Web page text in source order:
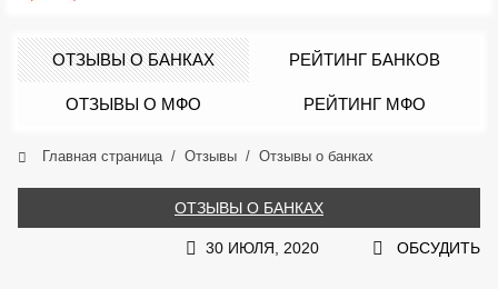
ОТЗЫВЫ О БАНКАХ РЕЙТИНГ БАНКОВ
ОТЗЫВЫ О МФО РЕЙТИНГ МФО
Главная страница Отзывы Отзывы о банках
ОТЗЫВЫ О БАНКАХ
30 ИЮЛЯ, 2020 ОБСУДИТЬ